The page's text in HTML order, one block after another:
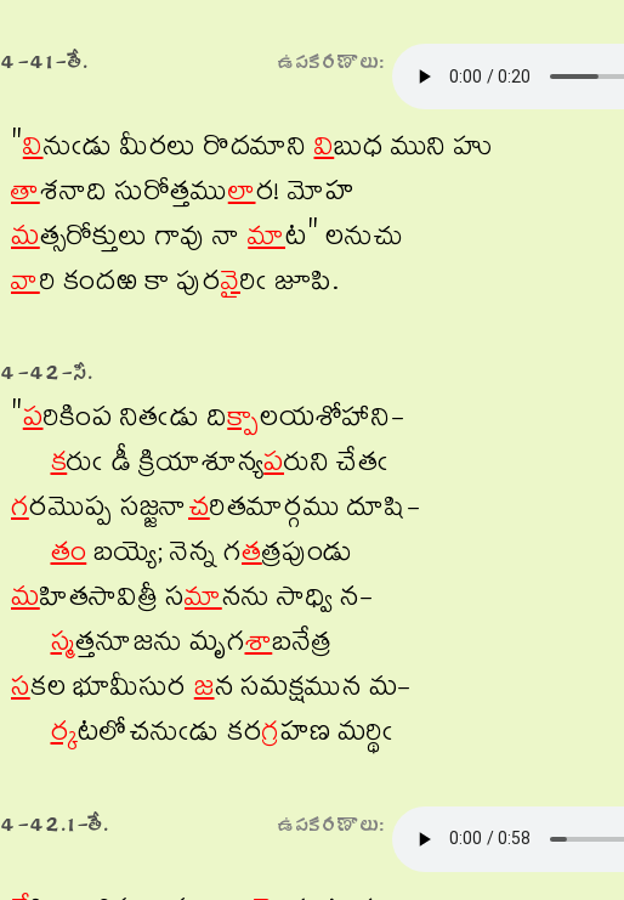
4-41-తే. ఉపకరణాలు:
"వినుఁడు మీరలు రొదమానివిబుధ ముని హు
తాశనాది సురోత్తములార! మోహ
మత్సరోక్తులు గావు నామాట" లనుచు
వారి కందఱ కా పురవైరిఁ జూపి.
4-42-సీ.
"పరికింప నితఁడు దిక్పాలయశోహాని-
కరుఁ డీ క్రియాశూన్యపరుని చేతఁ
గరమొప్ప సజ్జనాచరితమార్గము దూషి-
తంబయ్యె; నెన్న గతత్రపుండు
మహితసావిత్రీ సమానను సాధ్వి న-
స్మత్తనూజను మృగశాబనేత్ర
సకల భూమీసురజన సమక్షమున మ-
ర్కటలోచనుఁడు కరగ్రహణ మర్థిఁ
4-42.1-తే. ఉపకరణాలు: